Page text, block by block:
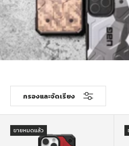
กรองและจัดเรียง
ขายหมดแล้ว